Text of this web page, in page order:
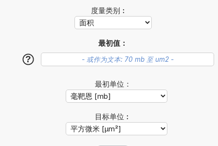
度量类别︰
最初值：
?
最初单位：
目标单位︰